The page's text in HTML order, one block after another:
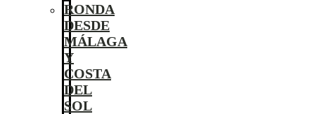
RONDA
DESDE
MÁLAGA
Y
COSTA
DEL
SOL